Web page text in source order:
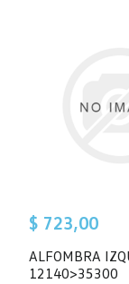
$ 723,00
ALFOMBRA
12140>35300